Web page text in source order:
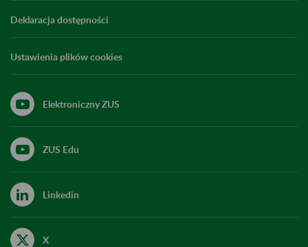
Deklaracja dostępności
Ustawienia plików cookies
Elektroniczny ZUS
ZUS Edu
Linkedin
X